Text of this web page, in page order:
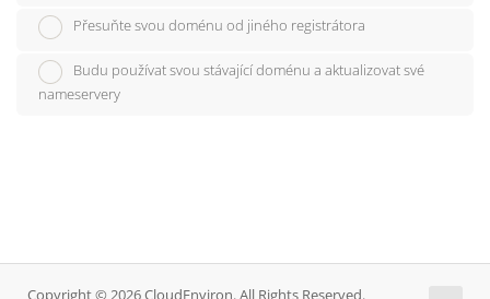
Přesuňte svou doménu od jiného registrátora
Budu používat svou stávající doménu a aktualizovat své
nameservery
Copyright © 2026 CloudEnviron. All Rights Reserved.